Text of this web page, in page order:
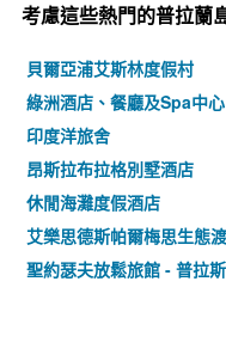
考慮這些熱門的普拉蘭
貝爾亞浦艾斯林度假村
綠洲酒店、餐廳及Spa中心
印度洋旅舍
昂斯拉布拉格別墅酒店
休閒海灘度假酒店
艾樂思德斯帕爾梅思生態
聖約瑟夫放鬆旅館 - 普拉